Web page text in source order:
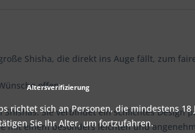
Shisha, die direkt ins Auge fällt, zum
offen.
Sie verbindet ein schlichtes Design
einem besonders leichten und
Altersverifizierung
richtet sich an Personen, die mindestens 18
Sie Ihr Alter, um fortzufahren.